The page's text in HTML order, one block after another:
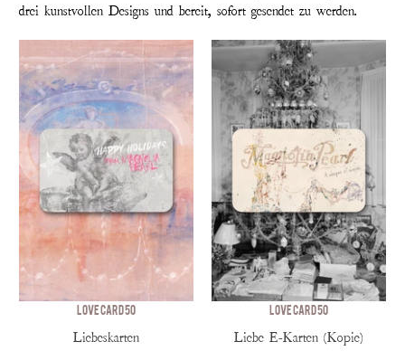
drei kunstvollen Designs und bereit, sofort gesendet zu werden.
Love Card 50
Liebeskarten
Love Card 50
Liebe E-Karten (Kopie)